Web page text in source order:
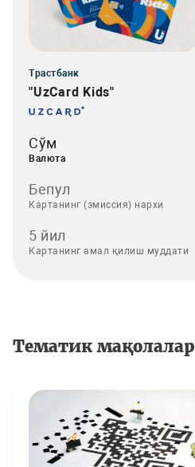
Трастбанк
"UzCard Kids"
Сўм
Валюта
Бепул
Картанинг (эмиссия) нархи
5 йил
Картанинг амал қилиш муддати
Тематик мақолалар